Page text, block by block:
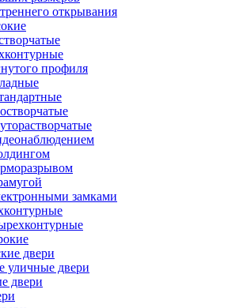
открывания
профиля
замками
двери
уличные двери
двери